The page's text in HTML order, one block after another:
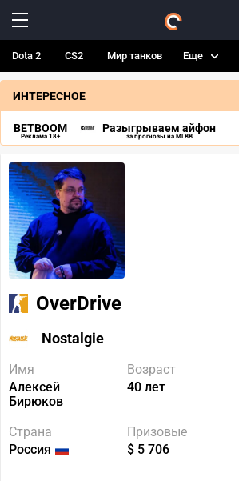
Dota 2 CS2 Мир танков Еще
ИНТЕРЕСНОЕ
BETBOOM
Реклама 18+
Разыгрываем айфон
за прогнозы на MLBB
OverDrive
Nostalgie
Имя
Алексей
Бирюков
Возраст
40 лет
Страна
Россия
Призовые
$ 5 706